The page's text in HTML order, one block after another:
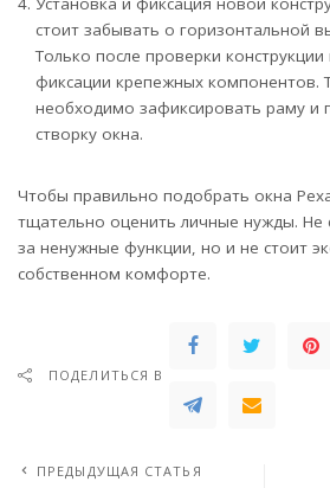
стоит забывать о горизонтальной
Только после проверки
фиксации крепежных компонентов.
необходимо зафиксировать раму и
створку окна.
Чтобы правильно подобрать окна
тщательно оценить личные нужды. Не
за ненужные функции, но и не стоит
собственном комфорте.
ПОДЕЛИТЬСЯ В
ПРЕДЫДУЩАЯ СТАТЬЯ